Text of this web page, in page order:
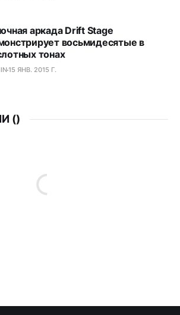
аркада Drift Stage
восьмидесятые в
тонах
15 ЯНВ. 2015 Г.
()